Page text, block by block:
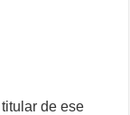
de ese